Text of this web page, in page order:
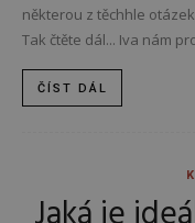
některou z těchhle
Tak čtěte dál... Iva nám
ČÍST DÁL